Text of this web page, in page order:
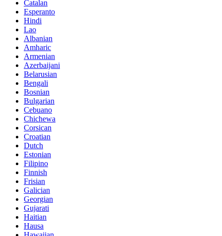
Catalan
Esperanto
Hindi
Lao
Albanian
Amharic
Armenian
Azerbaijani
Belarusian
Bengali
Bosnian
Bulgarian
Cebuano
Chichewa
Corsican
Croatian
Dutch
Estonian
Filipino
Finnish
Frisian
Galician
Georgian
Gujarati
Haitian
Hausa